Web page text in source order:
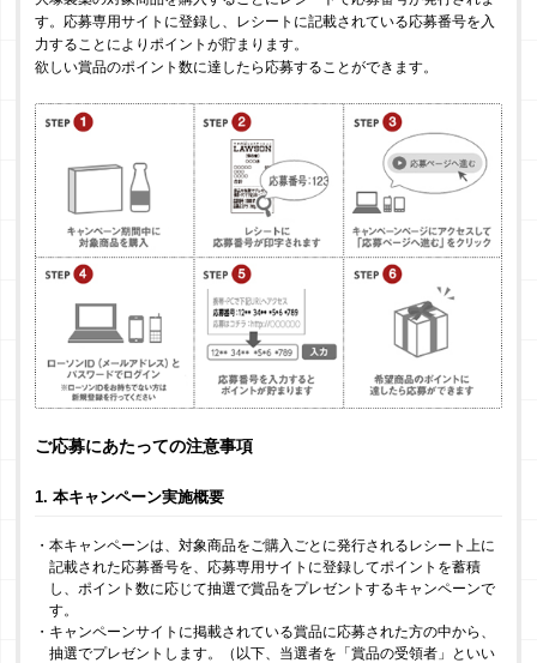
す。応募専用サイトに登録し、レシートに記載されている応募番号を入
力することによりポイントが貯まります。
欲しい賞品のポイント数に達したら応募することができます。
ご応募にあたっての注意事項
1. 本キャンペーン実施概要
・本キャンペーンは、対象商品をご購入ごとに発行されるレシート上に
記載された応募番号を、応募専用サイトに登録してポイントを蓄積
し、ポイント数に応じて抽選で賞品をプレゼントするキャンペーンで
す。
・キャンペーンサイトに掲載されている賞品に応募された方の中から、
抽選でプレゼントします。（以下、当選者を「賞品の受領者」といい